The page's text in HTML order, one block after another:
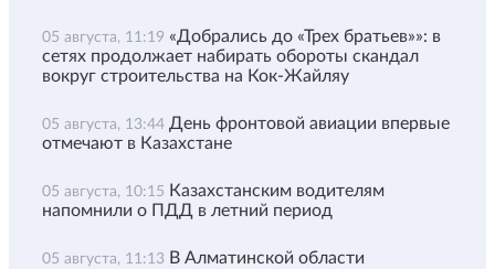
05 августа, 11:19 «Добрались до «Трех братьев»»: в
сетях продолжает набирать обороты скандал
вокруг строительства на Кок-Жайляу
05 августа, 13:44 День фронтовой авиации впервые
отмечают в Казахстане
05 августа, 10:15 Казахстанским водителям
напомнили о ПДД в летний период
05 августа, 11:13 В Алматинской области